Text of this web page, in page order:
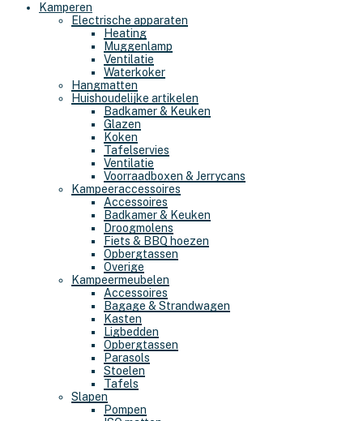
Kamperen
Electrische apparaten
Heating
Muggenlamp
Ventilatie
Waterkoker
Hangmatten
Huishoudelijke artikelen
Badkamer & Keuken
Glazen
Koken
Tafelservies
Ventilatie
Voorraadboxen & Jerrycans
Kampeeraccessoires
Accessoires
Badkamer & Keuken
Droogmolens
Fiets & BBQ hoezen
Opbergtassen
Overige
Kampeermeubelen
Accessoires
Bagage & Strandwagen
Kasten
Ligbedden
Opbergtassen
Parasols
Stoelen
Tafels
Slapen
Pompen